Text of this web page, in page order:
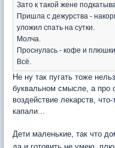
Зато к такой жене
Пришла с дежурства -
уложил спать на сутки.
Молча.
Проснулась - кофе и
Всё.
Не ну так пугать тоже
буквальном смысле, а про
воздействие лекарств,
капали...
Дети маленькие, так что